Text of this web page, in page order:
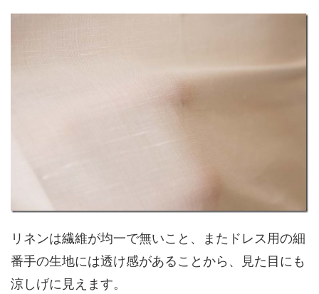
リネンは繊維が均一で無いこと、またドレス用の細
番手の生地には透け感があることから、見た目にも
涼しげに見えます。